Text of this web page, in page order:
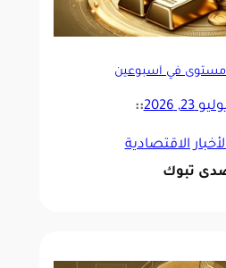
مستوى في أسبوعين
23, 2026
::
الاقتصادية
تبوك